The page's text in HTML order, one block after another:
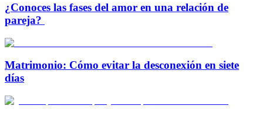
¿Conoces las fases del amor en una relación de
pareja?
Matrimonio: Cómo evitar la desconexión en siete
días